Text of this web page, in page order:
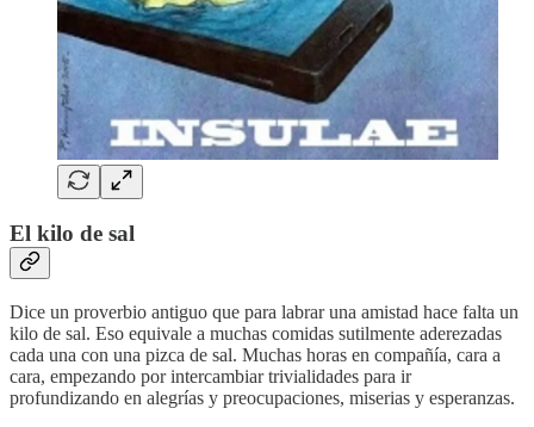
El kilo de sal
Dice un proverbio antiguo que para labrar una amistad hace falta un
kilo de sal. Eso equivale a muchas comidas sutilmente aderezadas
cada una con una pizca de sal. Muchas horas en compañía, cara a
cara, empezando por intercambiar trivialidades para ir
profundizando en alegrías y preocupaciones, miserias y esperanzas.